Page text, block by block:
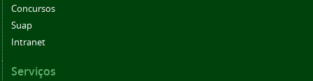
Concursos
Suap
Intranet
Serviços